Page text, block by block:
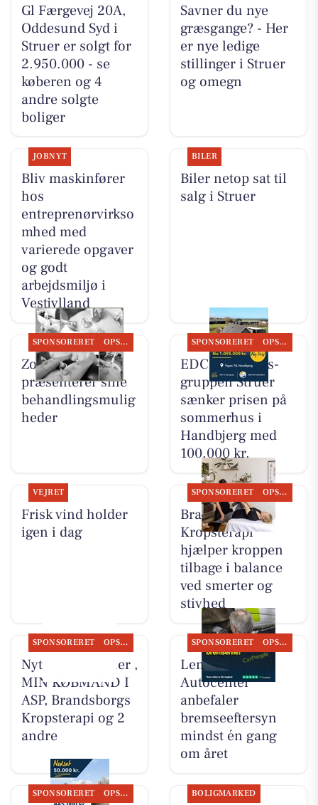
Gl Færgevej 20A,
Oddesund Syd i
Struer er solgt for
2.950.000 - se
køberen og 4
andre solgte
boliger
Savner du nye
græsgange? - Her
er nye ledige
stillinger i Struer
og omegn
JOBNYT
Bliv maskinfører
hos
entreprenørvirkso
mhed med
varierede opgaver
og godt
arbejdsmiljø i
Vestjylland
BILER
Biler netop sat til
salg i Struer
SPONSORERET OPSLAGSTAVLEN
Zones By Gitte
præsenterer sine
behandlingsmulig
heder
SPONSORERET OPSLAGSTAVLEN
EDC Ejen­doms­
grup­pen Struer
sænker prisen på
sommerhus i
Handbjerg med
100.000 kr.
VEJRET
Frisk vind holder
igen i dag
SPONSORERET OPSLAGSTAVLEN
Brandsborgs
Kropsterapi
hjælper kroppen
tilbage i balance
ved smerter og
stivhed
SPONSORERET OPSLAGSTAVLEN
Nyt fra HV Cykler ,
MIN KØBMAND I
ASP, Brandsborgs
Kropsterapi og 2
andre
SPONSORERET OPSLAGSTAVLEN
Lemvig
Autocenter
anbefaler
bremseeftersyn
mindst én gang
om året
SPONSORERET OPSLAGSTAVLEN BOLIGMARKED